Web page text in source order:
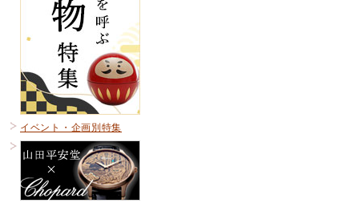
イベント・企画別特集